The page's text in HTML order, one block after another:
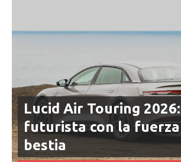
Lucid Air Touring
futurista con la fuerza
bestia